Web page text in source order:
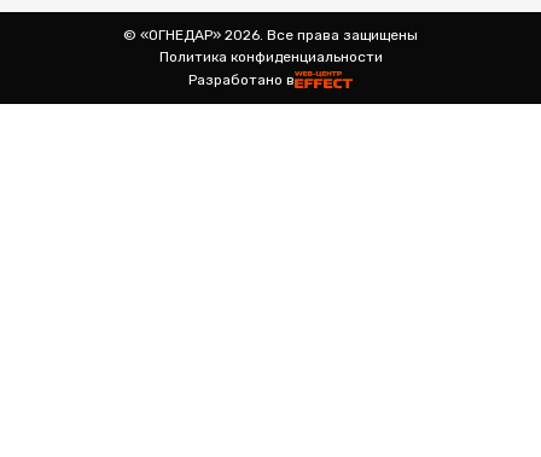
© «ОГНЕДАР» 2026. Все права защищены
Политика конфиденциальности
Разработано в